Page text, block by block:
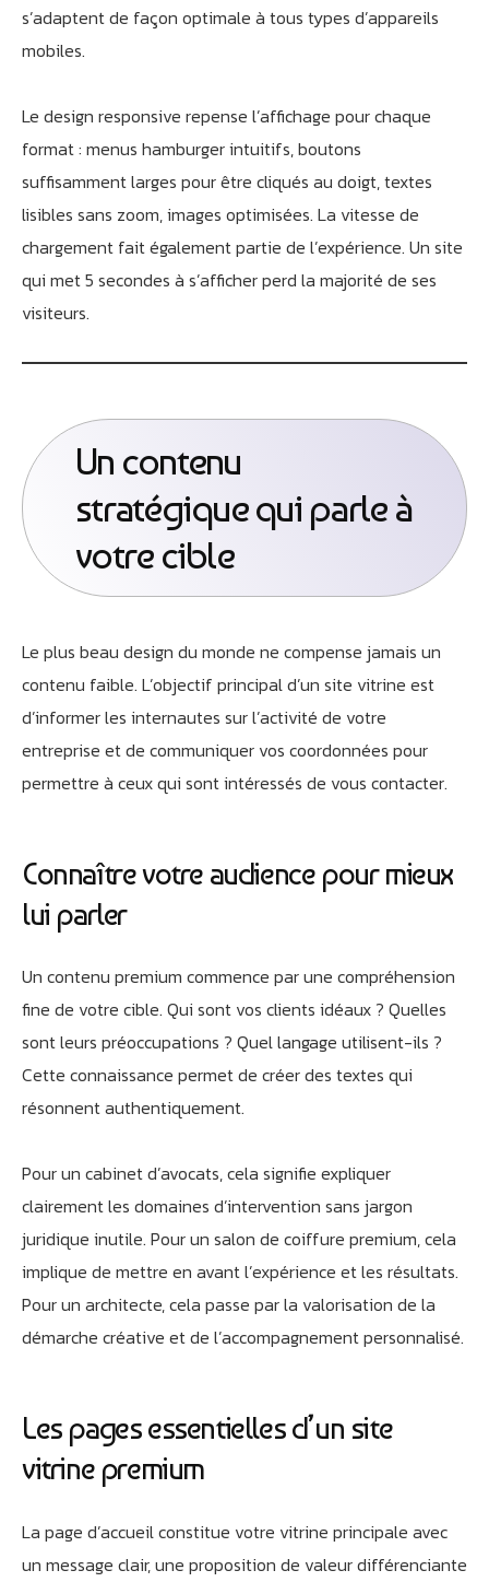
s’adaptent de façon optimale à tous types d’appareils
mobiles.
Le design responsive repense l’affichage pour chaque
format : menus hamburger intuitifs, boutons
suffisamment larges pour être cliqués au doigt, textes
lisibles sans zoom, images optimisées. La vitesse de
chargement fait également partie de l’expérience. Un site
qui met 5 secondes à s’afficher perd la majorité de ses
visiteurs.
Un contenu
stratégique qui parle à
votre cible
Le plus beau design du monde ne compense jamais un
contenu faible. L’objectif principal d’un site vitrine est
d’informer les internautes sur l’activité de votre
entreprise et de communiquer vos coordonnées pour
permettre à ceux qui sont intéressés de vous contacter.
Connaître votre audience pour mieux
lui parler
Un contenu premium commence par une compréhension
fine de votre cible. Qui sont vos clients idéaux ? Quelles
sont leurs préoccupations ? Quel langage utilisent-ils ?
Cette connaissance permet de créer des textes qui
résonnent authentiquement.
Pour un cabinet d’avocats, cela signifie expliquer
clairement les domaines d’intervention sans jargon
juridique inutile. Pour un salon de coiffure premium, cela
implique de mettre en avant l’expérience et les résultats.
Pour un architecte, cela passe par la valorisation de la
démarche créative et de l’accompagnement personnalisé.
Les pages essentielles d’un site
vitrine premium
La page d’accueil constitue votre vitrine principale avec
un message clair, une proposition de valeur différenciante